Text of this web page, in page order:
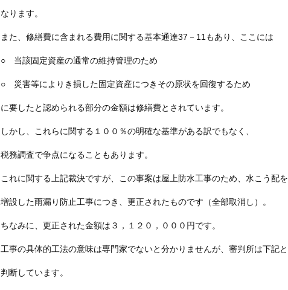
なります。
また、修繕費に含まれる費用に関する基本通達37－11もあり、ここには
○ 当該固定資産の通常の維持管理のため
○ 災害等によりき損した固定資産につきその原状を回復するため
に要したと認められる部分の金額は修繕費とされています。
しかし、これらに関する１００％の明確な基準がある訳でもなく、
税務調査で争点になることもあります。
これに関する上記裁決ですが、この事案は屋上防水工事のため、水こう配を
増設した雨漏り防止工事につき、更正されたものです（全部取消し）。
ちなみに、更正された金額は３，１２０，０００円です。
工事の具体的工法の意味は専門家でないと分かりませんが、審判所は下記と
判断しています。